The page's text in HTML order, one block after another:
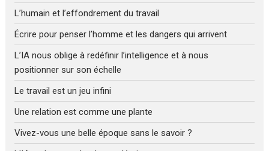
L’humain et l’effondrement du travail
Écrire pour penser l’homme et les dangers qui arrivent
L’IA nous oblige à redéfinir l’intelligence et à nous
positionner sur son échelle
Le travail est un jeu infini
Une relation est comme une plante
Vivez-vous une belle époque sans le savoir ?